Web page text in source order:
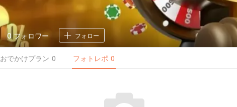
0 フォロワー フォロー
おでかけプラン 0 フォトレポ 0